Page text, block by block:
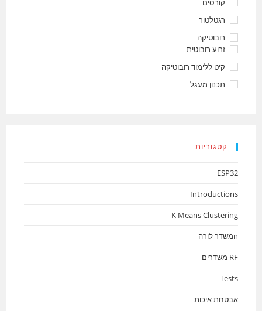
קורסים
רגטלטור
רובוטיקה
זרוע רובוטית
קיט ללימוד רובוטיקה
תכנון מעגל
קטגוריות
ESP32
Introductions
K Means Clustering
nמשדר לורה
RF משדרים
Tests
אבטחת איכות